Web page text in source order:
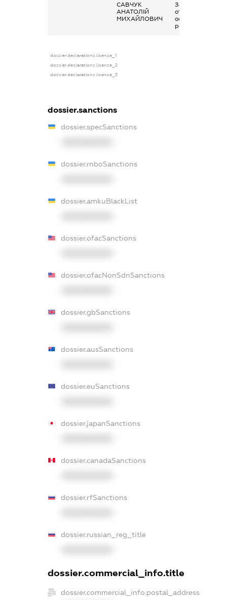
САВЧУК
АНАТОЛІЙ
МИХАЙЛОВИЧ
Заробітна плата
отримана за
основним місцем
роботи
dossier.declarations.license_1
dossier.declarations.license_2
dossier.declarations.license_3
dossier.sanctions
dossier.specSanctions
dossier.rnboSanctions
dossier.amkuBlackList
dossier.ofacSanctions
dossier.ofacNonSdnSanctions
dossier.gbSanctions
dossier.ausSanctions
dossier.euSanctions
dossier.japanSanctions
dossier.canadaSanctions
dossier.rfSanctions
dossier.russian_reg_title
dossier.commercial_info.title
dossier.commercial_info.postal_address